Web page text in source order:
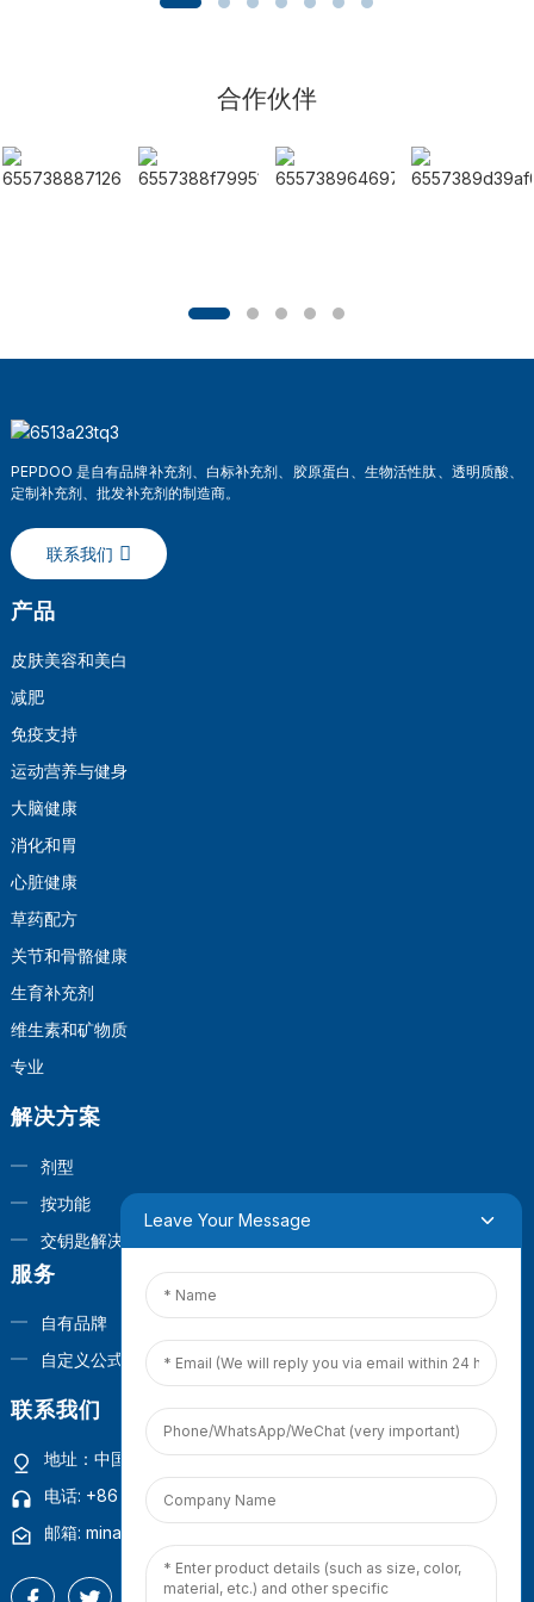
合作伙伴
PEPDOO 是自有品牌补充剂、白标补充剂、胶原蛋白、生物活性肽、透明质酸、
定制补充剂、批发补充剂的制造商。
联系我们
产品
皮肤美容和美白
减肥
免疫支持
运动营养与健身
大脑健康
消化和胃
心脏健康
草药配方
关节和骨骼健康
生育补充剂
维生素和矿物质
专业
解决方案
剂型
按功能
交钥匙解决方案
服务
自有品牌
自定义公式
联系我们
地址：中国福建省厦门市观音山商业营运中心1号楼4楼
电话: +86 18965423693
邮箱: mina.cao@foxmail.com
Leave Your Message